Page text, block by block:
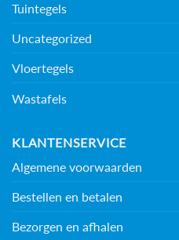
Tuintegels
Uncategorized
Vloertegels
Wastafels
KLANTENSERVICE
Algemene voorwaarden
Bestellen en betalen
Bezorgen en afhalen